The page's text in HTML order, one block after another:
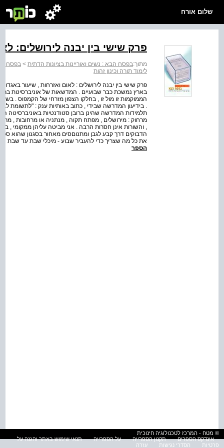
שלום אורח
פרק שישי בין יבנה לירושלים:
מתוך:בפסח הבא : נשים ואוריינות בציונות הדתית > בפסח
לימוד תורה וכינון זהות
בארץ נמשכת כבר שבועיים . המדשאות של אוניברסיטת בר
הממוקמות זו מול זו , בחלקו הצפון מזרחי של הקמפוס .
. בידיעון המדרשה שבידי , כתוב באותיות ענק : "לתשומת
תלמידות המדרשה שהינן ברובן סטודנטיות באוניברסיטה
מרחוק : מירושלים , מפתח תקוה , מנתניה או מרחובות ,
, והשורות אינן חסרות הרבה . אני מביטה עליהן ממקומי ,
הדבוקים דרך קבע לגבן ומתנוםסים מאחור בסגנון שהוא
את כל מה שצריך כדי להעביר שבוע - מיכלי שבת עד שבת
הספר
© מטח - המרכז לטכנולוגיה חינוכית
אינדקס הספרים
תקנון הספרייה על הספרייה
תנאי שימוש באתר והגנה על
פרטיות
הסדרי נגישות עזרה